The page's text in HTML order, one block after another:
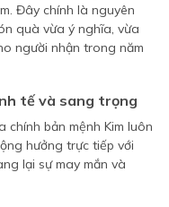
Đây chính là nguyên
quà vừa ý nghĩa, vừa
người nhận trong năm
tế và sang trọng
chính bản mệnh Kim luôn
hưởng trực tiếp với
lại sự may mắn và